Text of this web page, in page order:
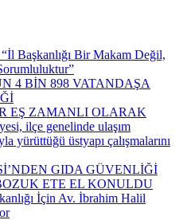
Başkanlığı Bir Makam Değil,
4 BİN 898 VATANDAŞA
EŞ ZAMANLI OLARAK
ilçe genelinde ulaşım
yürüttüğü üstyapı çalışmalarını
GIDA GÜVENLİĞİ
ETE EL KONULDU
İçin Av. İbrahim Halil